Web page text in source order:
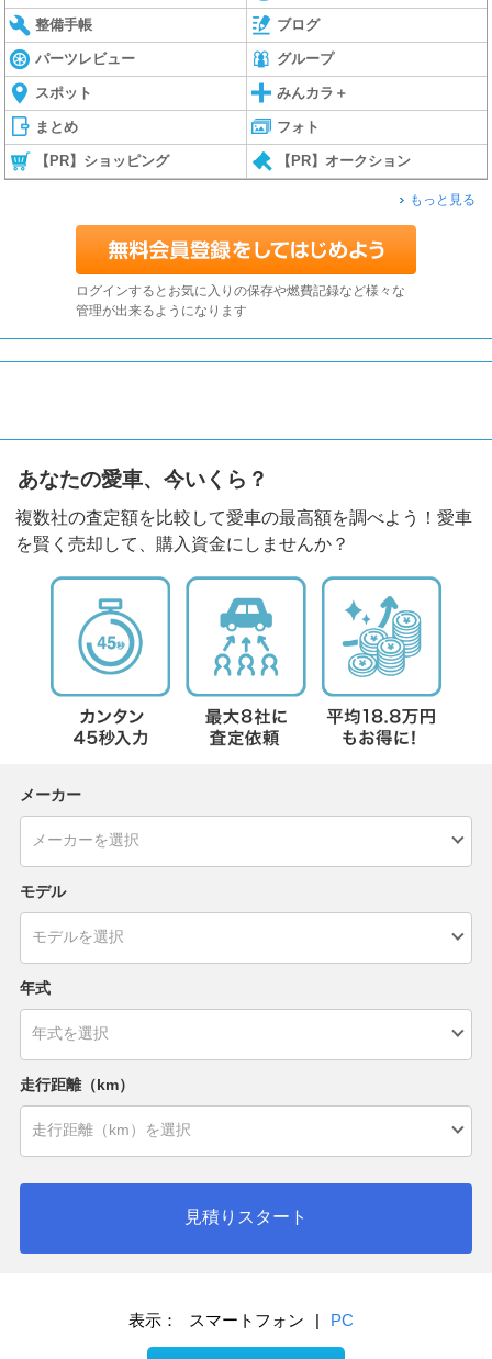
整備手帳 ブログ
パーツレビュー グループ
スポット みんカラ＋
まとめ フォト
【PR】ショッピング 【PR】オークション
もっと見る
ログインするとお気に入りの保存や燃費記録など様々な
管理が出来るようになります
あなたの愛車、今いくら？
複数社の査定額を比較して愛車の最高額を調べよう！愛車
を賢く売却して、購入資金にしませんか？
メーカー
モデル
年式
走行距離（km）
見積りスタート
表示： スマートフォン | PC